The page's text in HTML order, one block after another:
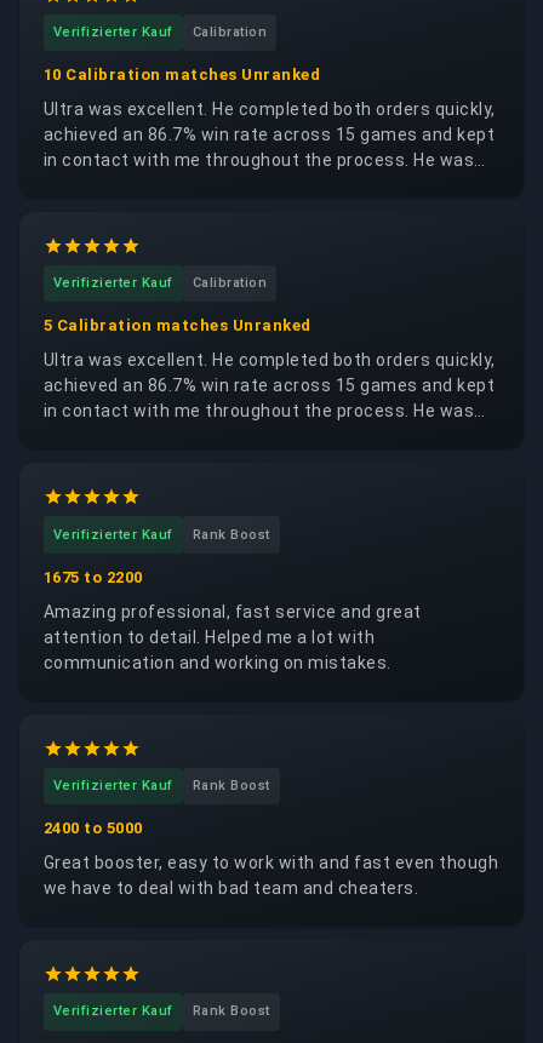
Verifizierter Kauf Calibration
10 Calibration matches Unranked
Ultra was excellent. He completed both orders quickly,
achieved an 86.7% win rate across 15 games and kept
in contact with me throughout the process. He was
Verifizierter Kauf Calibration
5 Calibration matches Unranked
Ultra was excellent. He completed both orders quickly,
achieved an 86.7% win rate across 15 games and kept
in contact with me throughout the process. He was
Verifizierter Kauf Rank Boost
1675 to 2200
Amazing professional, fast service and great
attention to detail. Helped me a lot with
communication and working on mistakes.
Verifizierter Kauf Rank Boost
2400 to 5000
Great booster, easy to work with and fast even though
we have to deal with bad team and cheaters.
Verifizierter Kauf Rank Boost